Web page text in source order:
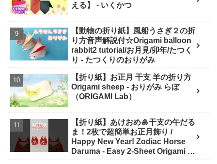
える】 - いくかつ
【動物の折り紙】風船うさぎ２の折
り方音声解説付☆Origami balloon
rabbit2 tutorial/お月見/卯年/たつく
り - たつくりのおりがみ
【折り紙】お正月 干支 羊の折り方
Origami sheep - おりがみ らぼ
（ORIGAMI Lab）
【折り紙】あけおめ🎍干支の午だる
ま！2枚で超簡単お正月飾り /
Happy New Year! Zodiac Horse
Daruma - Easy 2-Sheet Origami -